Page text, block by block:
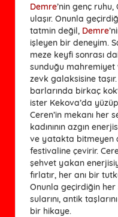
Demre’nin genç
ulaşır. Onunla
tatmin değil, Demre
işleyen bir deneyim.
meze keyfi sonrası
sunduğu
zevk galaksisine
barlarında birkaç
ister Kekova’da
Ceren’in mekanı her
kadınının azgın
ve yatakta bitmeyen
festivaline çevirir.
şehvet yakan
fırlatır, her anı bir
Onunla geçirdiğin her
sularını, antik
bir hikaye.